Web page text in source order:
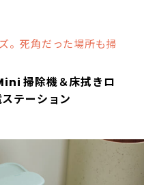
。死角だった場所も掃
掃除機＆床拭きロ
テーション